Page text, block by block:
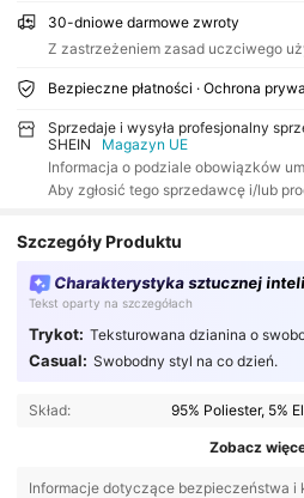
30-dniowe darmowe zwroty
Z zastrzeżeniem zasad uczciwego
Bezpieczne płatności · Ochrona
Sprzedaje i wysyła profesjonalny
SHEIN
Magazyn UE
Informacja o podziale obowiązków
Aby zgłosić tego sprzedawcę i/lub
Szczegóły Produktu
Charakterystyka sztucznej
Tekst oparty na szczegółach
Trykot: Teksturowana dzianina o
Casual: Swobodny styl na co dzień.
Skład: 95% Poliester, 5%
Zobacz
Informacje dotyczące bezpieczeństwa i